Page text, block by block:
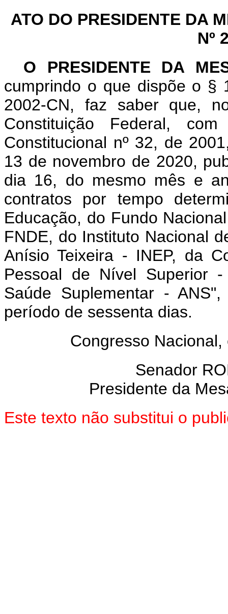
ATO DO PRESIDENTE DA
Nº
O PRESIDENTE DA
cumprindo o que dispõe o §
2002-CN, faz saber que,
Constituição Federal,
Constitucional nº 32, de
13 de novembro de 2020,
dia 16, do mesmo mês e
contratos por tempo
Educação, do Fundo
FNDE, do Instituto Nacional
Anísio Teixeira - INEP, da
Pessoal de Nível Superior
Saúde Suplementar -
período de sessenta dias.
Congresso
Senador
Presidente da
Este texto não substitui o